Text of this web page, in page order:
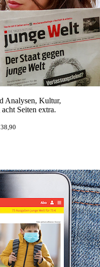
Analysen, Kultur,
Seiten extra.